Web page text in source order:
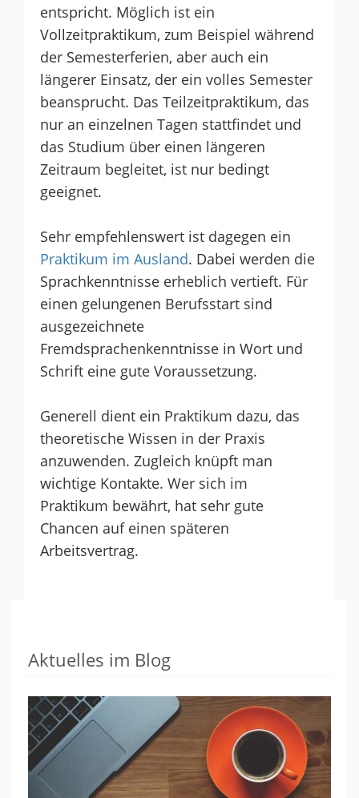
entspricht. Möglich ist ein
Vollzeitpraktikum, zum Beispiel während
der Semesterferien, aber auch ein
längerer Einsatz, der ein volles Semester
beansprucht. Das Teilzeitpraktikum, das
nur an einzelnen Tagen stattfindet und
das Studium über einen längeren
Zeitraum begleitet, ist nur bedingt
geeignet.
Sehr empfehlenswert ist dagegen ein
Praktikum im Ausland. Dabei werden die
Sprachkenntnisse erheblich vertieft. Für
einen gelungenen Berufsstart sind
ausgezeichnete
Fremdsprachenkenntnisse in Wort und
Schrift eine gute Voraussetzung.
Generell dient ein Praktikum dazu, das
theoretische Wissen in der Praxis
anzuwenden. Zugleich knüpft man
wichtige Kontakte. Wer sich im
Praktikum bewährt, hat sehr gute
Chancen auf einen späteren
Arbeitsvertrag.
Aktuelles im Blog